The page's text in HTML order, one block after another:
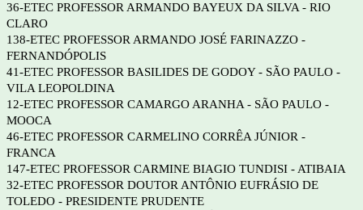
36-ETEC PROFESSOR ARMANDO BAYEUX DA SILVA - RIO
CLARO
138-ETEC PROFESSOR ARMANDO JOSÉ FARINAZZO -
FERNANDÓPOLIS
41-ETEC PROFESSOR BASILIDES DE GODOY - SÃO PAULO -
VILA LEOPOLDINA
12-ETEC PROFESSOR CAMARGO ARANHA - SÃO PAULO -
MOOCA
46-ETEC PROFESSOR CARMELINO CORRÊA JÚNIOR -
FRANCA
147-ETEC PROFESSOR CARMINE BIAGIO TUNDISI - ATIBAIA
32-ETEC PROFESSOR DOUTOR ANTÔNIO EUFRÁSIO DE
TOLEDO - PRESIDENTE PRUDENTE